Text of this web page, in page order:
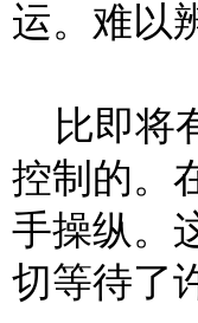
运。难以
比即将
控制的。
手操纵。
切等待了